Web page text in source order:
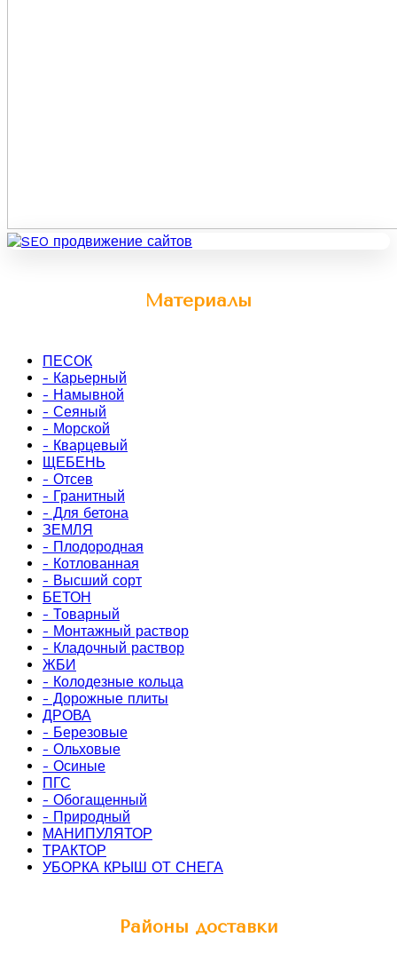
Материалы
ПЕСОК
- Карьерный
- Намывной
- Сеяный
- Морской
- Кварцевый
ЩЕБЕНЬ
- Отсев
- Гранитный
- Для бетона
ЗЕМЛЯ
- Плодородная
- Котлованная
- Высший сорт
БЕТОН
- Товарный
- Монтажный раствор
- Кладочный раствор
ЖБИ
- Колодезные кольца
- Дорожные плиты
ДРОВА
- Березовые
- Ольховые
- Осиные
ПГС
- Обогащенный
- Природный
МАНИПУЛЯТОР
ТРАКТОР
УБОРКА КРЫШ ОТ СНЕГА
Районы доставки